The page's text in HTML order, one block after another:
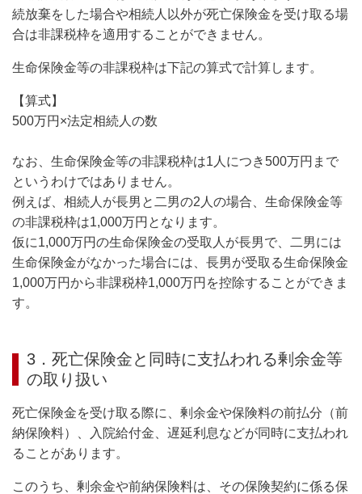
続放棄をした場合や相続人以外が死亡保険金を受け取る場
合は非課税枠を適用することができません。
生命保険金等の非課税枠は下記の算式で計算します。
【算式】
500万円×法定相続人の数
なお、生命保険金等の非課税枠は1人につき500万円まで
というわけではありません。
例えば、相続人が長男と二男の2人の場合、生命保険金等
の非課税枠は1,000万円となります。
仮に1,000万円の生命保険金の受取人が長男で、二男には
生命保険金がなかった場合には、長男が受取る生命保険金
1,000万円から非課税枠1,000万円を控除することができま
す。
3．死亡保険金と同時に支払われる剰余金等
の取り扱い
死亡保険金を受け取る際に、剰余金や保険料の前払分（前
納保険料）、入院給付金、遅延利息などが同時に支払われ
ることがあります。
このうち、剰余金や前納保険料は、その保険契約に係る保